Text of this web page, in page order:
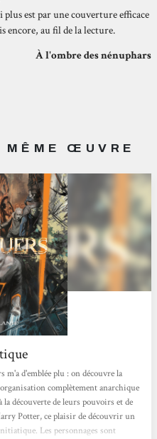
est par une couverture efficace
encore, au fil de la lecture.
À l'ombre des nénuphars
MÊME ŒUVRE
d'emblée plu : on découvre la
complètement anarchique
la découverte de leurs pouvoirs et de
Potter, ce plaisir de découvrir un
Les personnages sont